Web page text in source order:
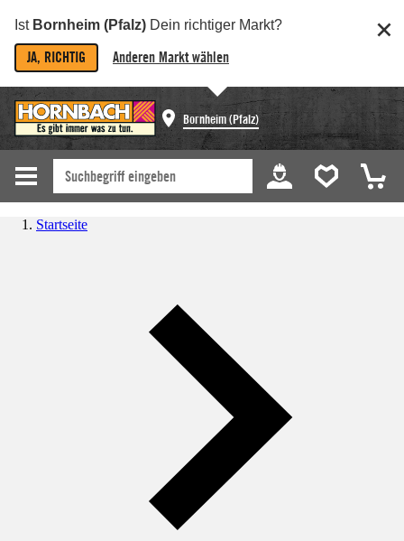
Ist Bornheim (Pfalz) Dein richtiger Markt?
JA, RICHTIG Anderen Markt wählen
Bornheim (Pfalz)
Startseite